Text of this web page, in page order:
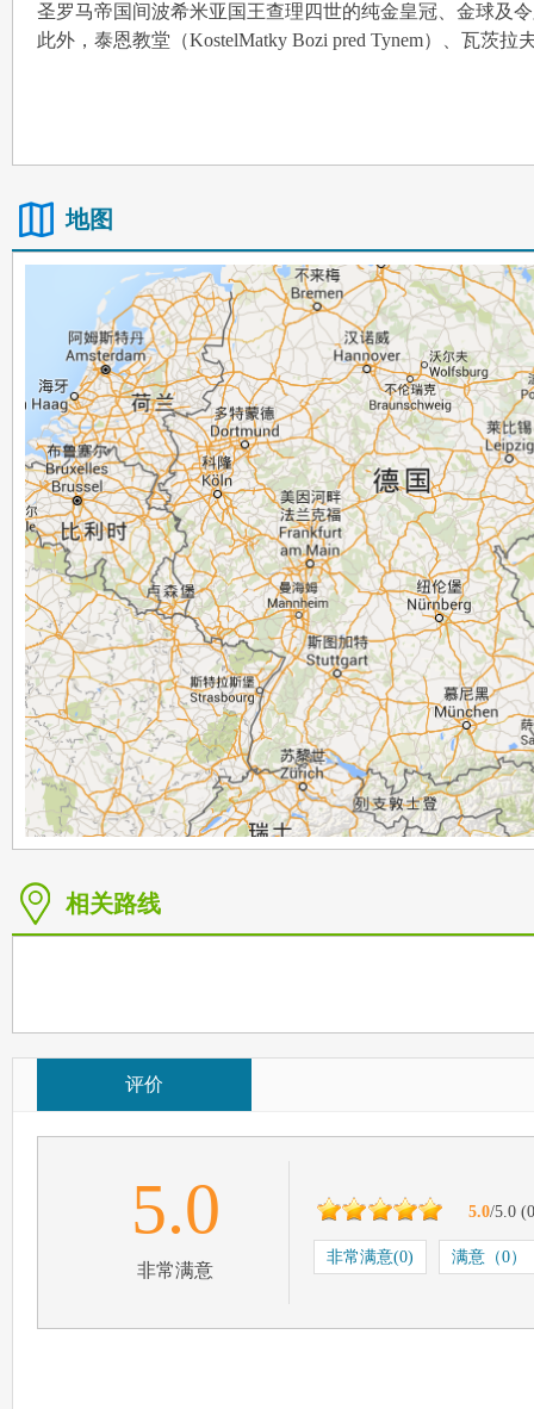
圣罗马帝国间波希米亚国王查理四世的纯金皇冠、金球及
此外，泰恩教堂（KostelMatky Bozi pred Tynem）、瓦茨拉
地图
相关路线
评价
5.0
非常满意
5.0/5.0
非常满意(0) 满意（0）